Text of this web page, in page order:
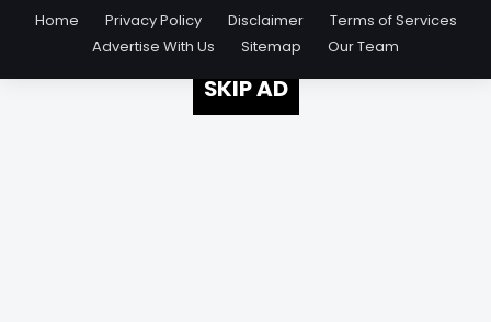
Home
Privacy Policy Disclaimer
Terms of Services
Advertise With Us
Sitemap Our Team
SKIP AD